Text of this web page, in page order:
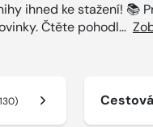
ihned ke stažení! 📚
Čtěte pohodl...